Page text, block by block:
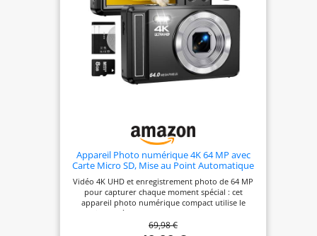
Appareil Photo numérique 4K 64 MP avec
Carte Micro SD, Mise au Point Automatique
avec Zoom numérique 16x, Appareil Photo
Compact Portable avec Batterie 1200 mAh,
câble USB, pour Adolescents, Adultes
Vidéo 4K UHD et enregistrement photo de 64 MP
pour capturer chaque moment spécial : cet
appareil photo numérique compact utilise le
dernier système de capteur CMOS et prend en
charge l'enregistrement de vidéos 4K et de photos
69,98 €